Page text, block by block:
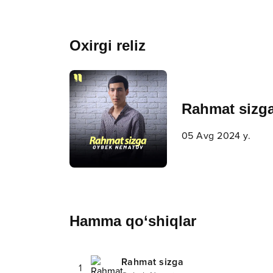
Oxirgi reliz
Rahmat
05 Avg 2024 y.
Hamma qo‘shiqlar
1 Rahmat sizga